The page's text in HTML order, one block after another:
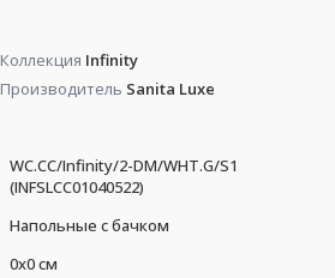
Коллекция Infinity
Производитель Sanita Luxe
WC.CC/Infinity/2-DM/WHT.G/S1
(INFSLCC01040522)
Напольные с бачком
0x0 см